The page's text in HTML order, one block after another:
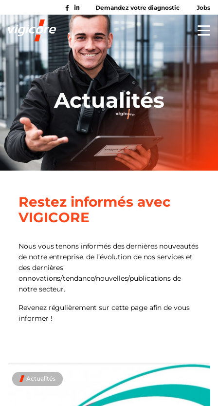
Demandez votre diagnostic Jobs
Actualités
Restez informés avec
VIGICORE
Nous vous tenons informés des dernières nouveautés
de notre entreprise, de l’évolution de nos services et
des dernières
onnovations/tendance/nouvelles/publications de
notre secteur.
Revenez régulièrement sur cette page afin de vous
informer !
Actualités